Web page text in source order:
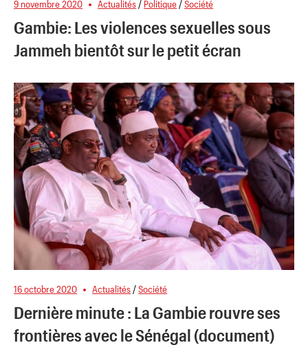
9 novembre 2020 Actualités/ Politique/Société
Gambie: Les violences sexuelles sous
Jammeh bientôt sur le petit écran
16 octobre 2020 Actualités /Société
Dernière minute : La Gambie rouvre ses
frontières avec le Sénégal (document)